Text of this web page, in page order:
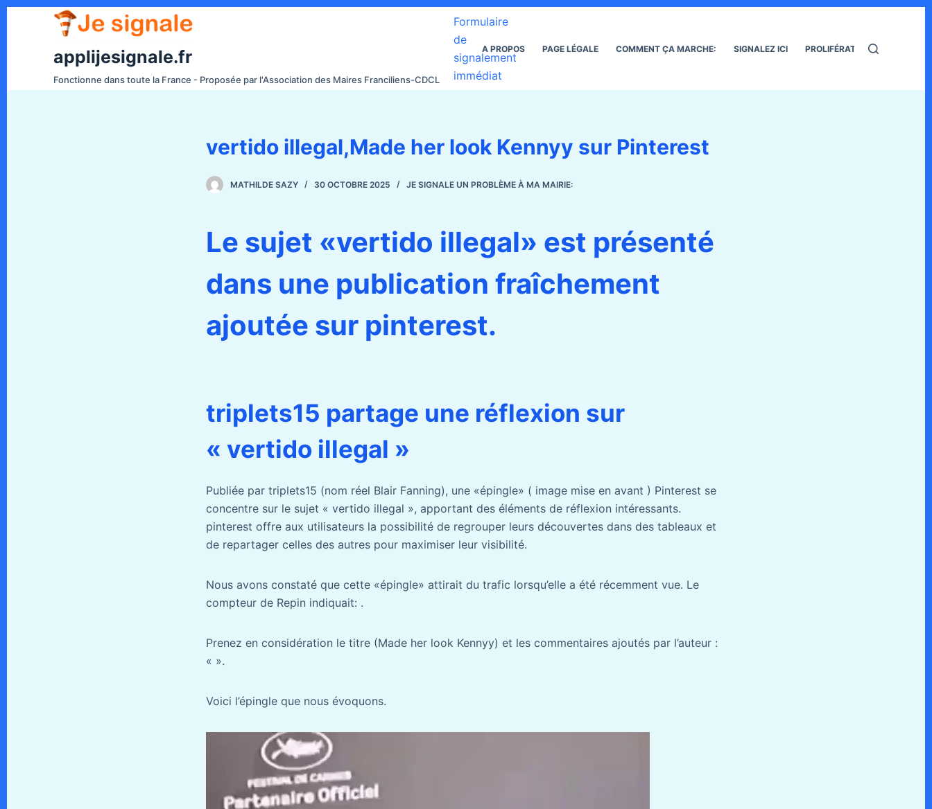
e
applijesignale.fr
Fonctionne dans toute la France - Proposée par l'Association des Maires Franciliens-CDCL
Formulaire
de
signalement
immédiat
A PROPOS PAGE LÉGALE COMMENT ÇA MARCHE: SIGNALEZ ICI PROLIFÉRATION DES RATS
vertido illegal,Made her look Kennyy sur Pinterest
MATHILDE SAZY 30 OCTOBRE 2025 JE SIGNALE UN PROBLÈME À MA MAIRIE:
Le sujet «vertido illegal» est présenté
dans une publication fraîchement
ajoutée sur pinterest.
triplets15 partage une réflexion sur
« vertido illegal »
Publiée par triplets15 (nom réel Blair Fanning), une «épingle» ( image mise en avant ) Pinterest se
concentre sur le sujet « vertido illegal », apportant des éléments de réflexion intéressants.
pinterest offre aux utilisateurs la possibilité de regrouper leurs découvertes dans des tableaux et
de repartager celles des autres pour maximiser leur visibilité.
Nous avons constaté que cette «épingle» attirait du trafic lorsqu’elle a été récemment vue. Le
compteur de Repin indiquait: .
Prenez en considération le titre (Made her look Kennyy) et les commentaires ajoutés par l’auteur :
« ».
Voici l’épingle que nous évoquons.